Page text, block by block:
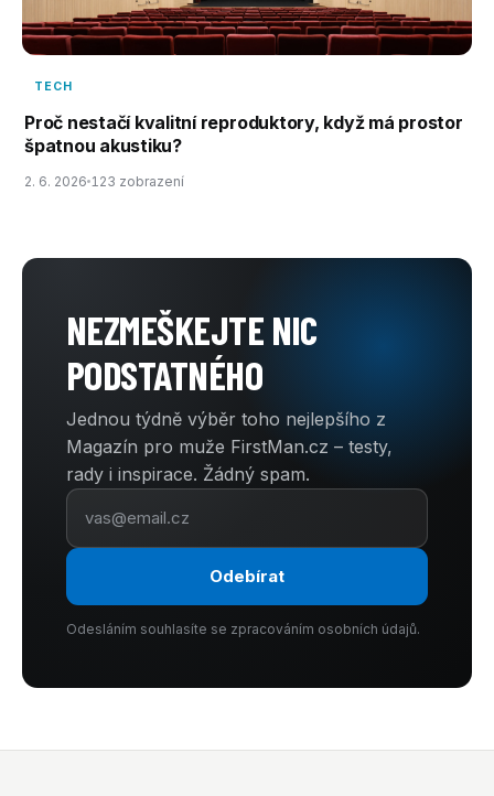
TECH
Proč nestačí kvalitní reproduktory, když má prostor
špatnou akustiku?
2. 6. 2026 123 zobrazení
NEZMEŠKEJTE NIC
PODSTATNÉHO
Jednou týdně výběr toho nejlepšího z
Magazín pro muže FirstMan.cz – testy,
rady i inspirace. Žádný spam.
Odebírat
Odesláním souhlasíte se zpracováním osobních údajů.